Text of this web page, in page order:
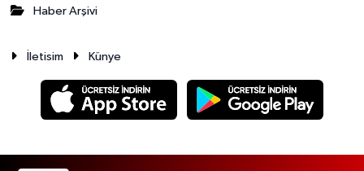
Haber Arşivi
İletisim Künye